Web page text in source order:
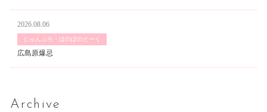
2026.08.06
じゅんぶろ・ほのぼのとーく
広島原爆忌
Archive